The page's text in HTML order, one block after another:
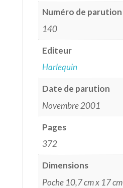
Numéro de parution
140
Editeur
Harlequin
Date de parution
Novembre 2001
Pages
372
Dimensions
Poche 10,7 cm x 17 cm